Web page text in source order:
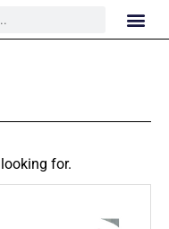
for.